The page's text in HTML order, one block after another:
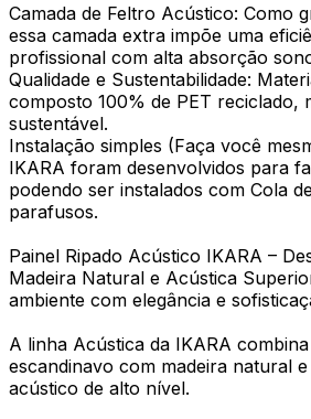
Camada de Feltro Acústico: Como
essa camada extra impõe uma
profissional com alta absorção
Qualidade e Sustentabilidade:
composto 100% de PET reciclado,
sustentável.
Instalação simples (Faça você
IKARA foram desenvolvidos para
podendo ser instalados com Cola
parafusos.
Painel Ripado Acústico IKARA –
Madeira Natural e Acústica
ambiente com elegância e
A linha Acústica da IKARA
escandinavo com madeira natural
acústico de alto nível.